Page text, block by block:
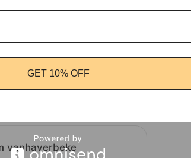
GET 10% OFF